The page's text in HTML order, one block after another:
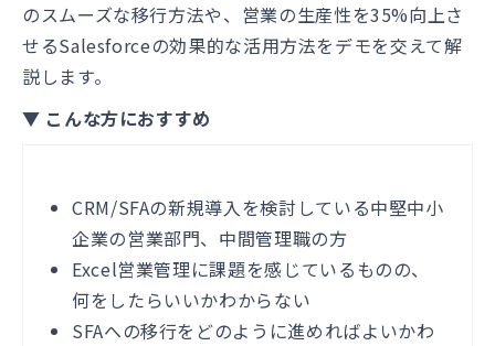
のスムーズな移行方法や、営業の生産性を35%向上さ
せるSalesforceの効果的な活用方法をデモを交えて解
説します。
▼ こんな方におすすめ
CRM/SFAの新規導入を検討している中堅中小
企業の営業部門、中間管理職の方
Excel営業管理に課題を感じているものの、
何をしたらいいかわからない
SFAへの移行をどのように進めればよいかわ